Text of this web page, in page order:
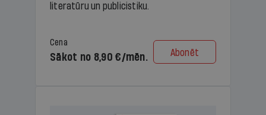
literatūru un publicistiku.
Cena
Sākot no 8,90 €/mēn. Abonēt